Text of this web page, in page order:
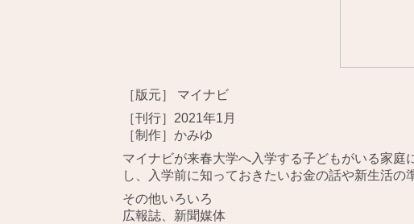
［版元］ マイナビ
［刊行］2021年1月
［制作］かみゆ
マイナビが来春大学へ入学する子どもがいる家
し、入学前に知っておきたいお金の話や新生活の
その他いろいろ
広報誌、新聞媒体